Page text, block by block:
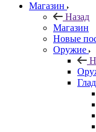
Магазин
Назад
Магазин
Новые
Оружие